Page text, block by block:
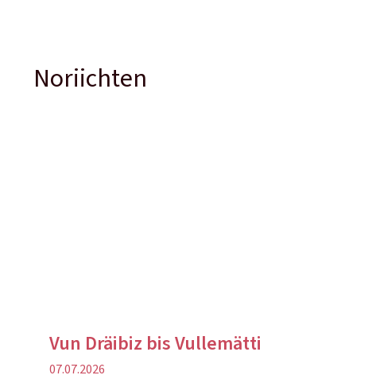
Noriichten
Vun Dräibiz bis Vullemätti
Verëffentlechungsdatum
07.07.2026